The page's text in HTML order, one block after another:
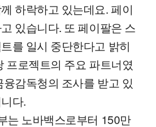
하락하고 있는데요. 페이
있습니다. 또 페이팔은 스
를 일시 중단한다고 밝히
프로젝트의 주요 파트너였
감독청의 조사를 받고 있
다.
는 노바백스로부터 150만